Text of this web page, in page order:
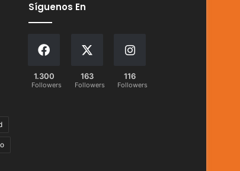
Síguenos En
1.300
Followers
163
Followers
116
Followers